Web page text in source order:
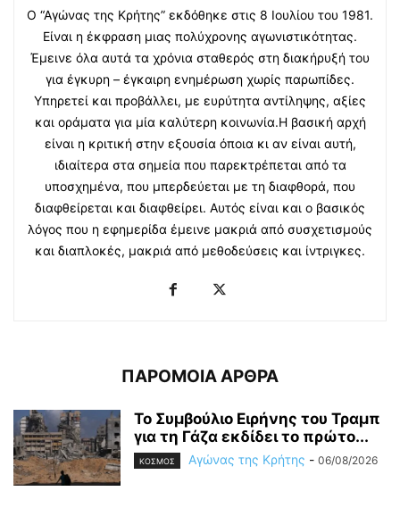
Ο “Αγώνας της Κρήτης” εκδόθηκε στις 8 Ιουλίου του 1981.
Είναι η έκφραση μιας πολύχρονης αγωνιστικότητας.
Έμεινε όλα αυτά τα χρόνια σταθερός στη διακήρυξή του
για έγκυρη – έγκαιρη ενημέρωση χωρίς παρωπίδες.
Υπηρετεί και προβάλλει, με ευρύτητα αντίληψης, αξίες
και οράματα για μία καλύτερη κοινωνία.Η βασική αρχή
είναι η κριτική στην εξουσία όποια κι αν είναι αυτή,
ιδιαίτερα στα σημεία που παρεκτρέπεται από τα
υποσχημένα, που μπερδεύεται με τη διαφθορά, που
διαφθείρεται και διαφθείρει. Αυτός είναι και ο βασικός
λόγος που η εφημερίδα έμεινε μακριά από συσχετισμούς
και διαπλοκές, μακριά από μεθοδεύσεις και ίντριγκες.
ΠΑΡΟΜΟΙΑ ΑΡΘΡΑ
Το Συμβούλιο Ειρήνης του Τραμπ
για τη Γάζα εκδίδει το πρώτο...
ΚΟΣΜΟΣ Αγώνας της Κρήτης - 06/08/2026